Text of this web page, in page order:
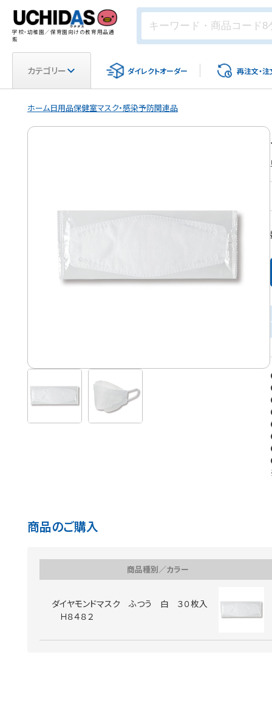
学校・幼稚園／保育園向けの教育用品通
販
カテゴリー ダイレクトオーダー 再注文・注
ホーム日用品保健室マスク・感染予防関連品
商品のご購入
商品種別／カラー
ダイヤモンドマスク ふつう 白 ３０枚入
Ｈ８４８２